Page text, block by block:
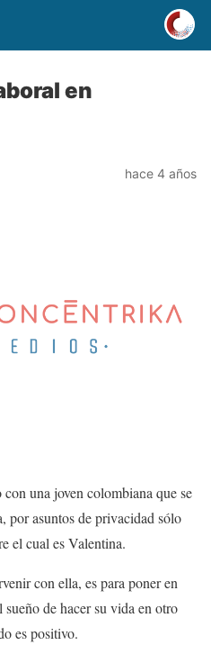
en
hace 4 años
una joven colombiana que se
por asuntos de privacidad sólo
el cual es Valentina.
con ella, es para poner en
de hacer su vida en otro
es positivo.